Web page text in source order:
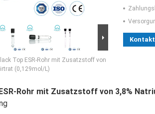
Top ESR-Rohr mit Zusatzstoff von
(0,129mol/L)
Kontakt
Rohr mit Zusatzstoff von 3,8%